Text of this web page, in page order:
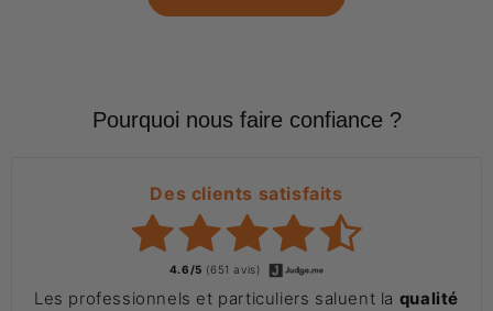
Pourquoi nous faire confiance ?
Des clients satisfaits
4.6/5 (651 avis)
Les professionnels et particuliers saluent la qualité